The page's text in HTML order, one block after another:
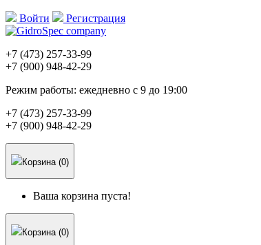
Войти Регистрация
+7 (473) 257-33-99
+7 (900) 948-42-29
Режим работы: ежедневно с 9 до 19:00
+7 (473) 257-33-99
+7 (900) 948-42-29
Корзина (0)
Ваша корзина пуста!
Корзина (0)